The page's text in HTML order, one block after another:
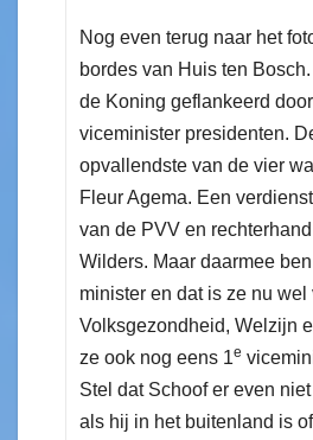
Nog even terug naar het
bordes van Huis ten
de Koning geflankeerd
viceminister presidenten.
opvallendste van de vier
Fleur Agema. Een
van de PVV en
Wilders. Maar daarmee
minister en dat is ze nu wel
Volksgezondheid, Welzijn
ze ook nog eens 1e
Stel dat Schoof er even
als hij in het buitenland is